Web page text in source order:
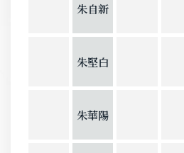
朱自新
朱堅白
朱華陽